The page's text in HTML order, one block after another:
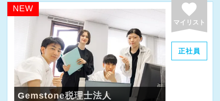
しながらさらに成長できる環境です。
一緒に学び、成長しながら、お客様のお役に立
てる仕事をしていきませんか。
★事務所の理念★
～事業の発展に寄与するために、公正で健全な
会計・税務を通じて、貢献できる価値を提供
NEW favorite
マイリスト
正社員
Gemstone税理士法人